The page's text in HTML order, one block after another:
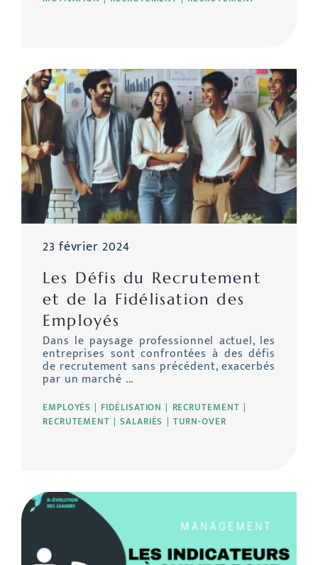
EMPLOYÉS FIDÉLISATION
RECRUTEMENT
RECRUTEMENT
SALARIÉS TURN-OVER
Les Défis du Recrutement
et de la Fidélisation des
Employés
23 février 2024
Dans le paysage professionnel actuel, les
entreprises sont confrontées à des défis
de recrutement sans précédent, exacerbés
par un marché ...